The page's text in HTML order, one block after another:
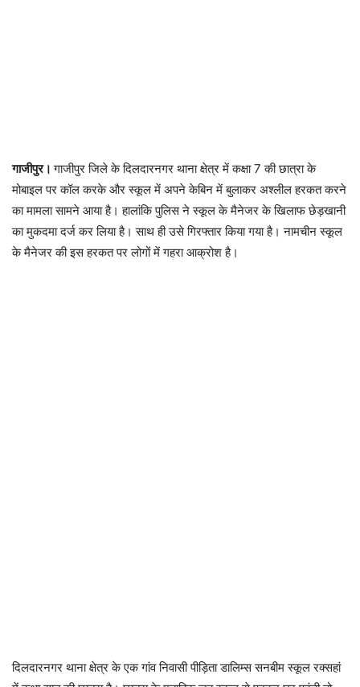
गाजीपुर।गाजीपुर जिले के दिलदारनगर थाना क्षेत्र में कक्षा 7 की छात्रा के
मोबाइल पर कॉल करके और स्कूल में अपने केबिन में बुलाकर अश्लील हरकत करने
का मामला सामने आया है। हालांकि पुलिस ने स्कूल के मैनेजर के खिलाफ छेड़खानी
का मुकदमा दर्ज कर लिया है। साथ ही उसे गिरफ्तार किया गया है। नामचीन स्कूल
के मैनेजर की इस हरकत पर लोगों में गहरा आक्रोश है।
दिलदारनगर थाना क्षेत्र के एक गांव निवासी पीड़िता डालिम्स सनबीम स्कूल रक्सहां